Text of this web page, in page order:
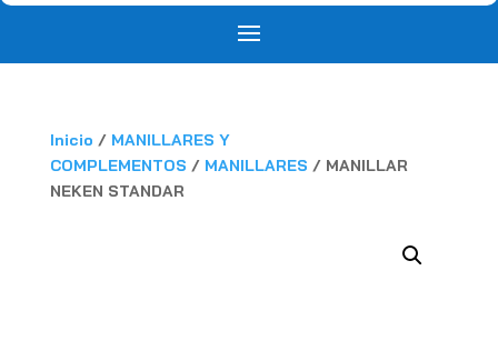
Inicio / MANILLARES Y
COMPLEMENTOS / MANILLARES / MANILLAR
NEKEN STANDAR